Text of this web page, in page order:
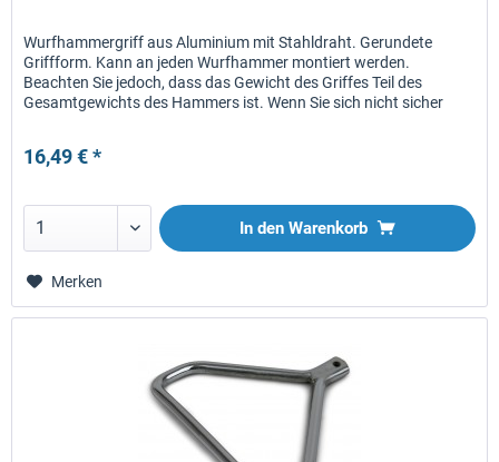
Wurfhammergriff aus Aluminium mit Stahldraht. Gerundete
Griffform. Kann an jeden Wurfhammer montiert werden.
Beachten Sie jedoch, dass das Gewicht des Griffes Teil des
Gesamtgewichts des Hammers ist. Wenn Sie sich nicht sicher
16,49 € *
In den Warenkorb
Merken